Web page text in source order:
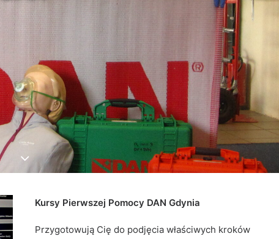
Kursy Pierwszej Pomocy DAN Gdynia
Przygotowują Cię do podjęcia właściwych kroków